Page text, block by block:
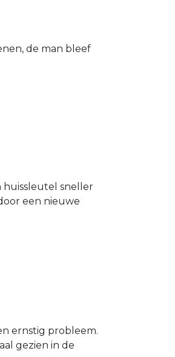
de man bleef
huissleutel sneller
een nieuwe
ernstig probleem.
gezien in de